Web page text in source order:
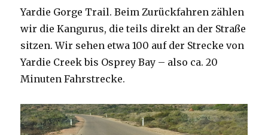
Yardie Gorge Trail. Beim Zurückfahren zählen
wir die Kangurus, die teils direkt an der Straße
sitzen. Wir sehen etwa 100 auf der Strecke von
Yardie Creek bis Osprey Bay – also ca. 20
Minuten Fahrstrecke.